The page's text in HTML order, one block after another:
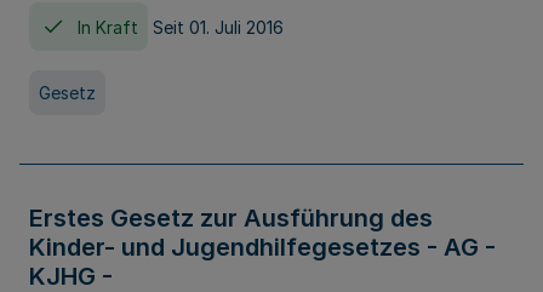
In Kraft Seit 01. Juli 2016
Gesetz
Erstes Gesetz zur Ausführung des
Kinder- und Jugendhilfegesetzes - AG -
KJHG -